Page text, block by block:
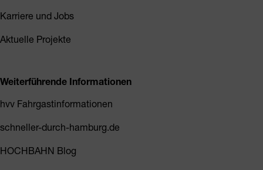
Karriere und Jobs
Aktuelle Projekte
Weiterführende Informationen
hvv Fahrgastinformationen
schneller-durch-hamburg.de
HOCHBAHN Blog